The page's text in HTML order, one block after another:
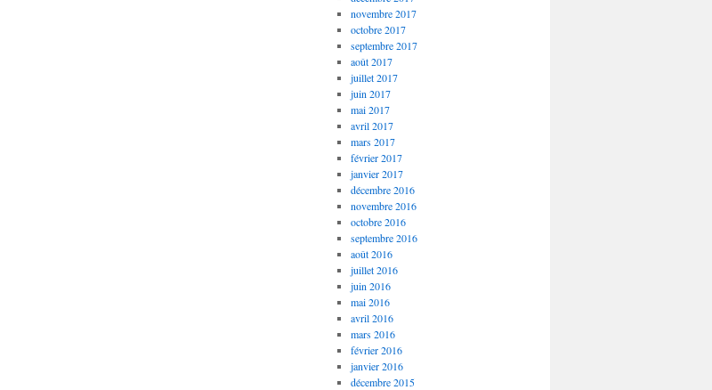
novembre 2017
octobre 2017
septembre 2017
août 2017
juillet 2017
juin 2017
mai 2017
avril 2017
mars 2017
février 2017
janvier 2017
décembre 2016
novembre 2016
octobre 2016
septembre 2016
août 2016
juillet 2016
juin 2016
mai 2016
avril 2016
mars 2016
février 2016
janvier 2016
décembre 2015